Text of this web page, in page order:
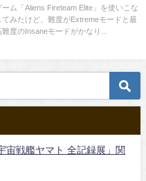
は3人メンバーのバランス次第
ーム「Aliens Fireteam Elite」を使いこな
てみたけど、難度がExtremeモードと最
難度のInsaneモードがかなり...
宙戦艦ヤマト 全記録展」関